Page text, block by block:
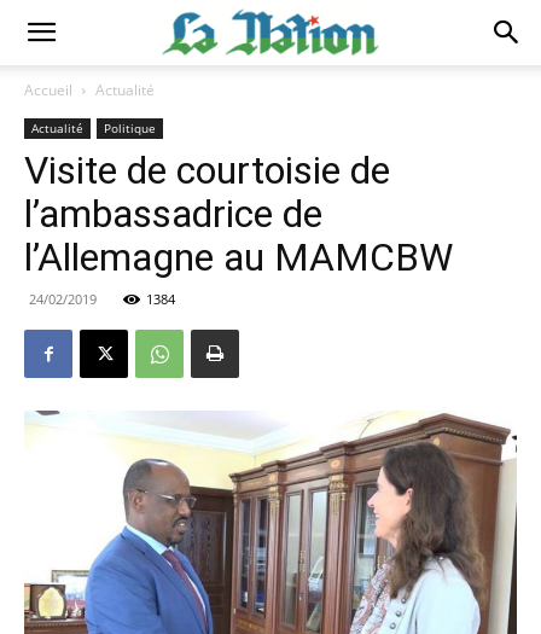
Accueil Actualité
Actualité Politique
Visite de courtoisie de
l’ambassadrice de
l’Allemagne au MAMCBW
24/02/2019 1384